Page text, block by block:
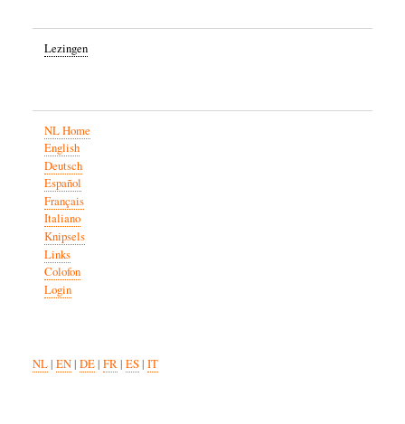
Lezingen
NL Home
English
Deutsch
Español
Français
Italiano
Knipsels
Links
Colofon
Login
NL| EN| DE| FR| ES| IT